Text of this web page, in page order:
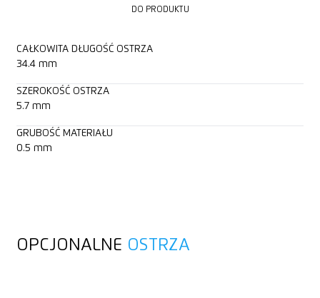
DO PRODUKTU
CAŁKOWITA DŁUGOŚĆ OSTRZA
34.4 mm
SZEROKOŚĆ OSTRZA
5.7 mm
GRUBOŚĆ MATERIAŁU
0.5 mm
OPCJONALNE OSTRZA